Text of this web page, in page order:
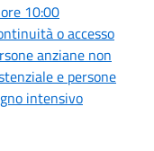
10:00
o accesso
anziane non
e persone
intensivo